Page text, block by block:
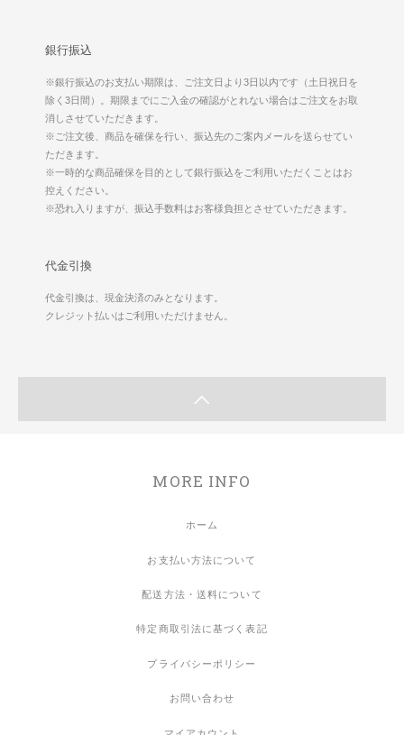
銀行振込
※銀行振込のお支払い期限は、ご注文日より3日以内です（土日祝日を
除く3日間）。期限までにご入金の確認がとれない場合はご注文をお取
消しさせていただきます。
※ご注文後、商品を確保を行い、振込先のご案内メールを送らせてい
ただきます。
※一時的な商品確保を目的として銀行振込をご利用いただくことはお
控えください。
※恐れ入りますが、振込手数料はお客様負担とさせていただきます。
代金引換
代金引換は、現金決済のみとなります。
クレジット払いはご利用いただけません。
MORE INFO
ホーム
お支払い方法について
配送方法・送料について
特定商取引法に基づく表記
プライバシーポリシー
お問い合わせ
マイアカウント